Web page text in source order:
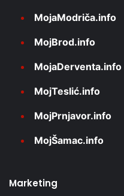
MojaModriča.info
MojBrod.info
MojaDerventa.info
MojTeslić.info
MojPrnjavor.info
MojŠamac.info
Marketing